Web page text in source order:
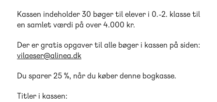
Kassen indeholder 30 bøger til elever i 0.-2. klasse til
en samlet værdi på over 4.000 kr.
Der er gratis opgaver til alle bøger i kassen på siden:
vilaeser@alinea.dk
Du sparer 25 %, når du køber denne bogkasse.
Titler i kassen: